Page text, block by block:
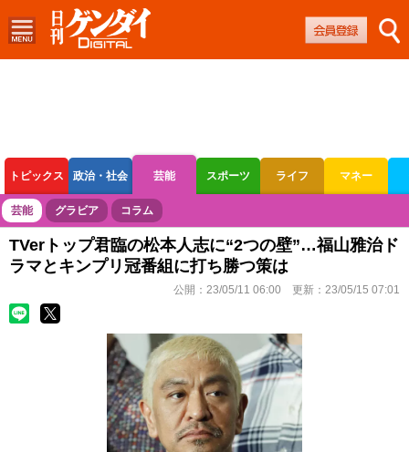
トピックス 政治・社会 芸能 スポーツ ライフ マネー
ボートレース 競輪 オートレース
芸能 グラビア コラム
TVerトップ君臨の松本人志に“2つの壁”…福山雅治ド
ラマとキンプリ冠番組に打ち勝つ策は
公開： 23/05/11 06:00 更新： 23/05/15 07:01